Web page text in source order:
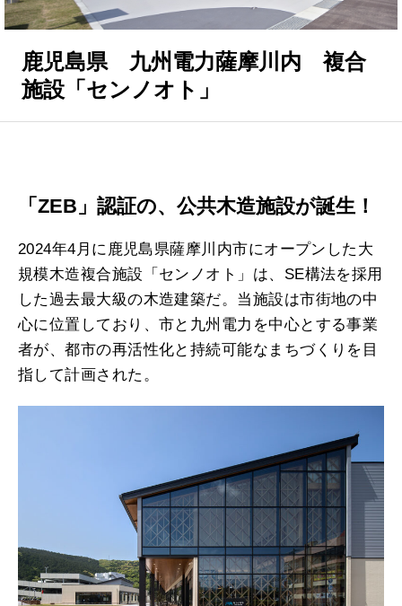
鹿児島県 九州電力薩摩川内 複合
施設「センノオト」
「ZEB」認証の、公共木造施設が誕生！
2024年4月に鹿児島県薩摩川内市にオープンした大
規模木造複合施設「センノオト」は、SE構法を採用
した過去最大級の木造建築だ。当施設は市街地の中
心に位置しており、市と九州電力を中心とする事業
者が、都市の再活性化と持続可能なまちづくりを目
指して計画された。